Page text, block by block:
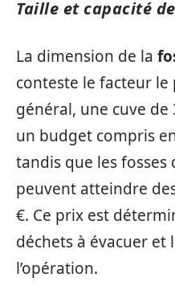
Taille et capacité
La dimension de la
conteste le facteur
général, une cuve de
un budget compris
tandis que les fosses
peuvent atteindre
€. Ce prix est
déchets à évacuer et
l’opération.